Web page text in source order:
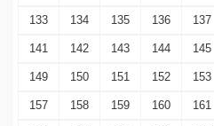
133 134 135 136 137
141 142 143 144 145
149 150 151 152 153
157 158 159 160 161